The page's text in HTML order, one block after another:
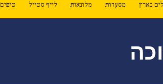
בארץ מסעדות מלונאות לייף סטייל טיפים